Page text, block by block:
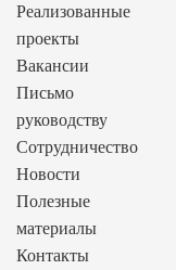
Реализованные
проекты
Вакансии
Письмо
руководству
Сотрудничество
Новости
Полезные
материалы
Контакты